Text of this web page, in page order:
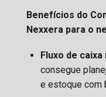
Benefícios do
Nexxera para o
Fluxo de
consegue
e estoque com